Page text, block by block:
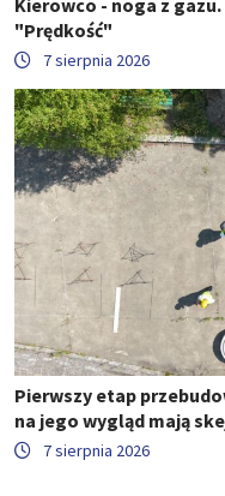
Kierowco - noga z
"Prędkość"
7 sierpnia 2026
Pierwszy etap
na jego wygląd mają
7 sierpnia 2026